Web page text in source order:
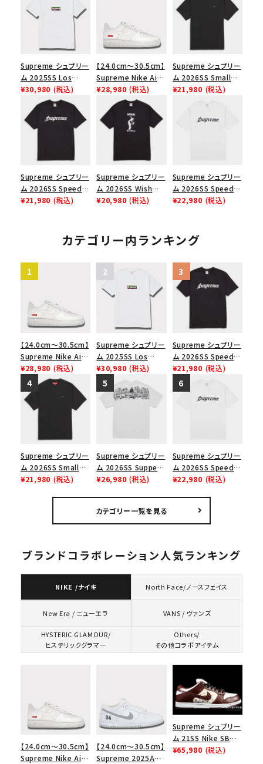
Supreme シュプリー
ム 2025SS Los
Angeles Fire Relief
Box Logo Tee ファ
イヤーリリーフボック
スロゴTシャツ ホワ
¥30,980 (税込)
【24.0cm～30.5cm】
Supreme Nike Air
Force 1 Low シュプ
リーム ナイキエアフォ
ース１スニーカー シ
ューズ ホワイト
¥28,980 (税込)
Supreme シュプリー
ム 2026SS Small
Box Tee スモールボ
¥21,980 (税込)
Supreme シュプリー
ム 2026SS Speed
Tee スピードTシャツ
¥21,980 (税込)
Supreme シュプリー
ム 2026SS Wish
Tee ウィッシュTシ
¥20,980 (税込)
Supreme シュプリー
ム 2026SS Speed
Tee スピードTシャツ
¥22,980 (税込)
カテゴリー内ランキング
【24.0cm～30.5cm】
Supreme Nike Air
Force 1 Low シュプ
リーム ナイキエアフォ
ース１スニーカー シ
ューズ ホワイト
¥28,980 (税込)
Supreme シュプリー
ム 2025SS Los
Angeles Fire Relief
Box Logo Tee ファ
イヤーリリーフボック
スロゴTシャツ ホワ
¥30,980 (税込)
Supreme シュプリー
ム 2026SS Speed
Tee スピードTシャツ
ブラック
¥21,980 (税込)
Supreme シュプリー
ム 2026SS Small
Box Tee スモールボ
¥21,980 (税込)
Supreme シュプリー
ム 2026SS Supper
Tee サパーTシャツ
¥26,980 (税込)
Supreme シュプリー
ム 2026SS Speed
Tee スピードTシャツ
¥22,980 (税込)
カテゴリー一覧を見る
ブランドコラボレーション人気ランキング
NIKE /ナイキ North Face/ノースフェイス
New Era / ニューエラ VANS / ヴァンズ
HYSTERIC GLAMOUR/
ヒステリックグラマー
Others/
その他コラボアイテム
【24.0cm～30.5cm】
Supreme Nike Air
【24.0cm～30.5cm】
Supreme 2025AW
Supreme シュプリー
ム 21SS Nike SB
Dunk Low ナイキSB
¥65,980 (税込)